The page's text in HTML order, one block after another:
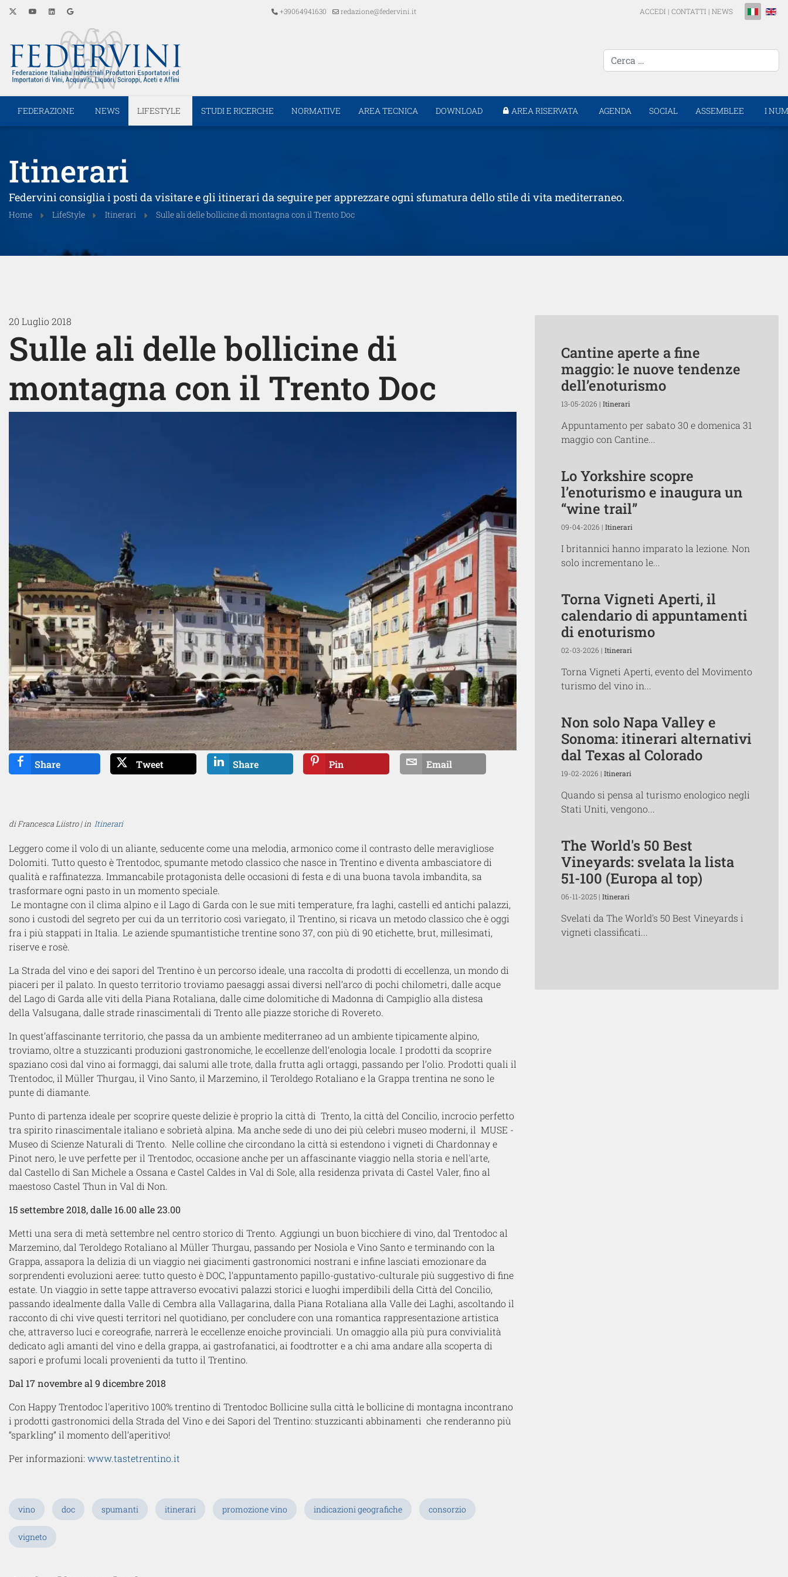
+39064941630 redazione@federvini.it ACCEDI | CONTATTI | NEWS Seleziona
cerca...
FEDERAZIONE NEWS LIFESTYLE STUDI E RICERCHE NORMATIVE AREA TECNICA DOWNLOAD AREA RISERVATA AGENDA SOCIAL ASSEMBLEE I
Itinerari
Federvini consiglia i posti da visitare e gli itinerari da seguire per apprezzare ogni sfumatura dello stile di vita mediterraneo.
Home LifeStyle Itinerari Sulle ali delle bollicine di montagna con il Trento Doc
20 Luglio 2018
Sulle ali delle bollicine di
montagna con il Trento Doc
Share Tweet Share Pin Email
di Francesca Liistro | in Itinerari
Leggero come il volo di un aliante, seducente come una melodia, armonico come il contrasto delle meravigliose
Dolomiti. Tutto questo è Trentodoc, spumante metodo classico che nasce in Trentino e diventa ambasciatore di
qualità e raffinatezza. Immancabile protagonista delle occasioni di festa e di una buona tavola imbandita, sa
trasformare ogni pasto in un momento speciale.
Le montagne con il clima alpino e il Lago di Garda con le sue miti temperature, fra laghi, castelli ed antichi palazzi,
sono i custodi del segreto per cui da un territorio così variegato, il Trentino, si ricava un metodo classico che è oggi
fra i più stappati in Italia. Le aziende spumantistiche trentine sono 37, con più di 90 etichette, brut, millesimati,
riserve e rosè.
La Strada del vino e dei sapori del Trentino è un percorso ideale, una raccolta di prodotti di eccellenza, un mondo di
piaceri per il palato. In questo territorio troviamo paesaggi assai diversi nell’arco di pochi chilometri, dalle acque
del Lago di Garda alle viti della Piana Rotaliana, dalle cime dolomitiche di Madonna di Campiglio alla distesa
della Valsugana, dalle strade rinascimentali di Trento alle piazze storiche di Rovereto.
In quest’affascinante territorio, che passa da un ambiente mediterraneo ad un ambiente tipicamente alpino,
troviamo, oltre a stuzzicanti produzioni gastronomiche, le eccellenze dell’enologia locale. I prodotti da scoprire
spaziano così dal vino ai formaggi, dai salumi alle trote, dalla frutta agli ortaggi, passando per l’olio. Prodotti quali il
Trentodoc, il Müller Thurgau, il Vino Santo, il Marzemino, il Teroldego Rotaliano e la Grappa trentina ne sono le
punte di diamante.
Punto di partenza ideale per scoprire queste delizie è proprio la città di Trento, la città del Concilio, incrocio perfetto
tra spirito rinascimentale italiano e sobrietà alpina. Ma anche sede di uno dei più celebri museo moderni, il MUSE -
Museo di Scienze Naturali di Trento. Nelle colline che circondano la città si estendono i vigneti di Chardonnay e
Pinot nero, le uve perfette per il Trentodoc, occasione anche per un affascinante viaggio nella storia e nell'arte,
dal Castello di San Michele a Ossana e Castel Caldes in Val di Sole, alla residenza privata di Castel Valer, fino al
maestoso Castel Thun in Val di Non.
15 settembre 2018, dalle 16.00 alle 23.00
Metti una sera di metà settembre nel centro storico di Trento. Aggiungi un buon bicchiere di vino, dal Trentodoc al
Marzemino, dal Teroldego Rotaliano al Müller Thurgau, passando per Nosiola e Vino Santo e terminando con la
Grappa, assapora la delizia di un viaggio nei giacimenti gastronomici nostrani e infine lasciati emozionare da
sorprendenti evoluzioni aeree: tutto questo è DOC, l’appuntamento papillo-gustativo-culturale più suggestivo di fine
estate. Un viaggio in sette tappe attraverso evocativi palazzi storici e luoghi imperdibili della Città del Concilio,
passando idealmente dalla Valle di Cembra alla Vallagarina, dalla Piana Rotaliana alla Valle dei Laghi, ascoltando il
racconto di chi vive questi territori nel quotidiano, per concludere con una romantica rappresentazione artistica
che, attraverso luci e coreografie, narrerà le eccellenze enoiche provinciali. Un omaggio alla più pura convivialità
dedicato agli amanti del vino e della grappa, ai gastrofanatici, ai foodtrotter e a chi ama andare alla scoperta di
sapori e profumi locali provenienti da tutto il Trentino.
Dal 17 novembre al 9 dicembre 2018
Con Happy Trentodoc l'aperitivo 100% trentino di Trentodoc Bollicine sulla città le bollicine di montagna incontrano
i prodotti gastronomici della Strada del Vino e dei Sapori del Trentino: stuzzicanti abbinamenti che renderanno più
“sparkling” il momento dell’aperitivo!
Per informazioni: www.tastetrentino.it
vino doc spumanti itinerari promozione vino indicazioni geografiche consorzio
vigneto
Cantine aperte a fine
maggio: le nuove tendenze
dell’enoturismo
13-05-2026 | Itinerari
Appuntamento per sabato 30 e domenica 31
maggio con Cantine...
Lo Yorkshire scopre
l’enoturismo e inaugura un
“wine trail”
09-04-2026 | Itinerari
I britannici hanno imparato la lezione. Non
solo incrementano le...
Torna Vigneti Aperti, il
calendario di appuntamenti
di enoturismo
02-03-2026 | Itinerari
Torna Vigneti Aperti, evento del Movimento
turismo del vino in...
Non solo Napa Valley e
Sonoma: itinerari alternativi
dal Texas al Colorado
19-02-2026 | Itinerari
Quando si pensa al turismo enologico negli
Stati Uniti, vengono...
The World's 50 Best
Vineyards: svelata la lista
51-100 (Europa al top)
06-11-2025 | Itinerari
Svelati da The World's 50 Best Vineyards i
vigneti classificati...